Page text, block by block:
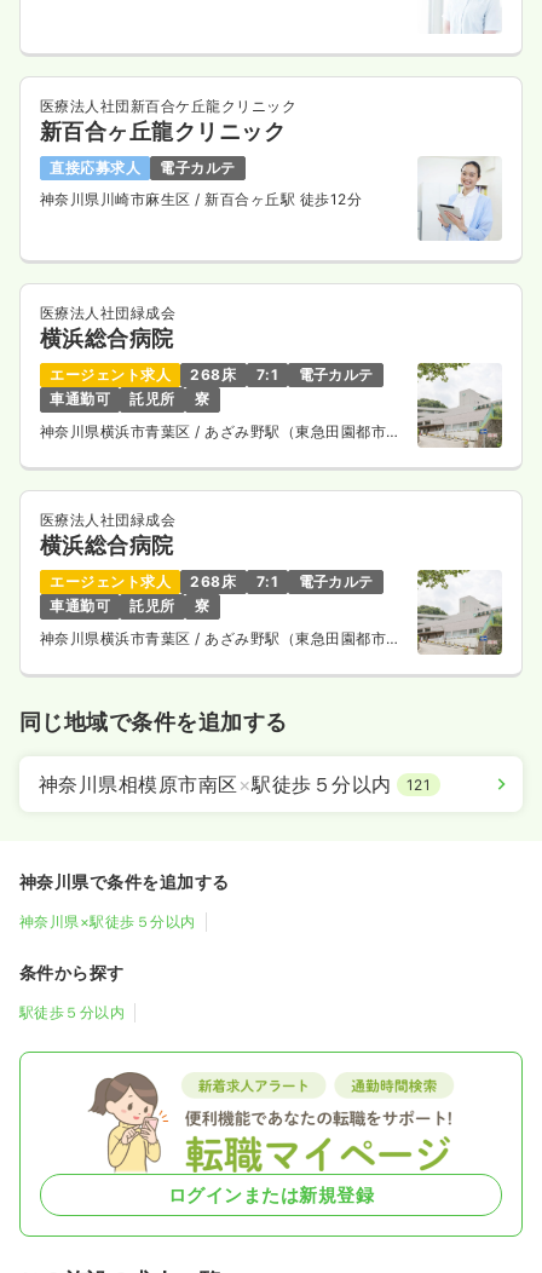
医療法人社団新百合ケ丘龍クリニック
新百合ヶ丘龍クリニック
直接応募求人
電子カルテ
神奈川県川崎市麻生区/ 新百合ヶ丘駅 徒歩12分
医療法人社団緑成会
横浜総合病院
エージェント求人 268床 7:1
電子カルテ
車通勤可
託児所
寮
神奈川県横浜市青葉区 / あざみ野駅（東急田園都市
医療法人社団緑成会
横浜総合病院
エージェント求人 268床 7:1
電子カルテ
車通勤可
託児所
寮
神奈川県横浜市青葉区 / あざみ野駅（東急田園都市
同じ地域で条件を追加する
神奈川県相模原市南区 ×駅徒歩５分以内 121
神奈川県で条件を追加する
神奈川県×駅徒歩５分以内
条件から探す
駅徒歩５分以内
ログインまたは新規登録